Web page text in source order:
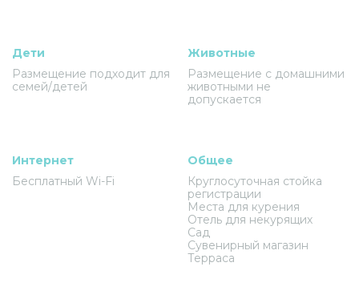
Дети
Размещение подходит для
семей/детей
Животные
Размещение с домашними
животными не
допускается
Интернет
Бесплатный Wi-Fi
Общее
Круглосуточная стойка
регистрации
Места для курения
Отель для некурящих
Сад
Сувенирный магазин
Терраса